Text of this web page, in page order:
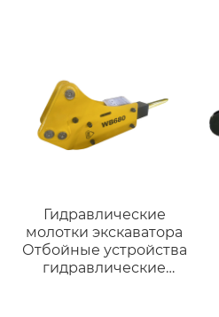
ведро для горных
работ.
Гидравлические
молотки экскаватора
Отбойные устройства
гидравлические